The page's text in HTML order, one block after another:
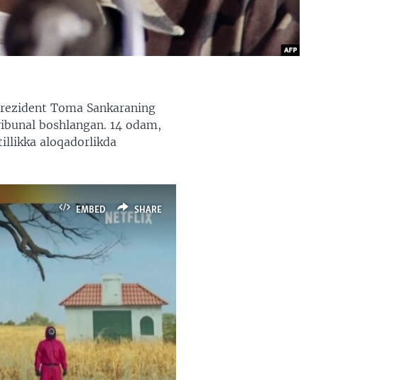
Toma Sankaraning
boshlangan. 14 odam,
aloqadorlikda
EMBED SHARE